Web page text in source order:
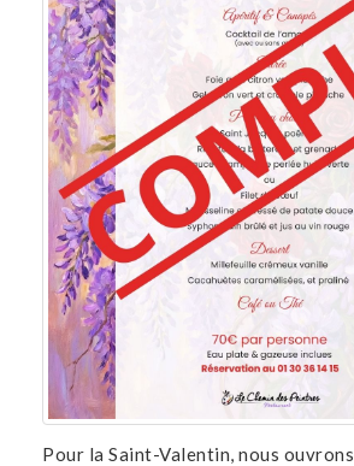
Pour la Saint-Valentin, nous ouvrons